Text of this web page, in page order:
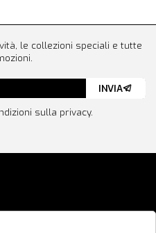
le collezioni speciali e tutte
sulla privacy.
INVIA